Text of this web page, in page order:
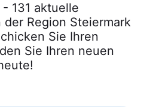
131 aktuelle
Region Steiermark
Sie Ihren
Sie Ihren neuen